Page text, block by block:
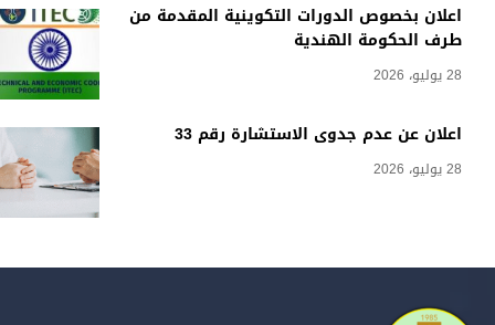
اعلان بخصوص الدورات التكوينية المقدمة من
طرف الحكومة الهندية
28 يوليو، 2026
اعلان عن عدم جدوى الاستشارة رقم 33
28 يوليو، 2026